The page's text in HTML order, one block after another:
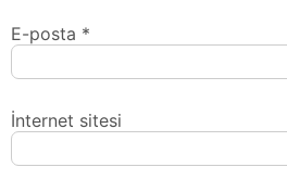
E-posta *
İnternet sitesi